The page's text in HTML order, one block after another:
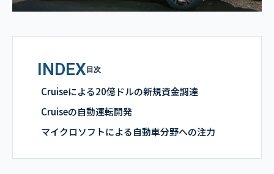
INDEX目次
Cruiseによる20億ドルの新規資金調達
Cruiseの自動運転開発
マイクロソフトによる自動車分野への注力